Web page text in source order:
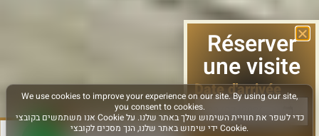
Réserver
une visite
Date d'arrivée